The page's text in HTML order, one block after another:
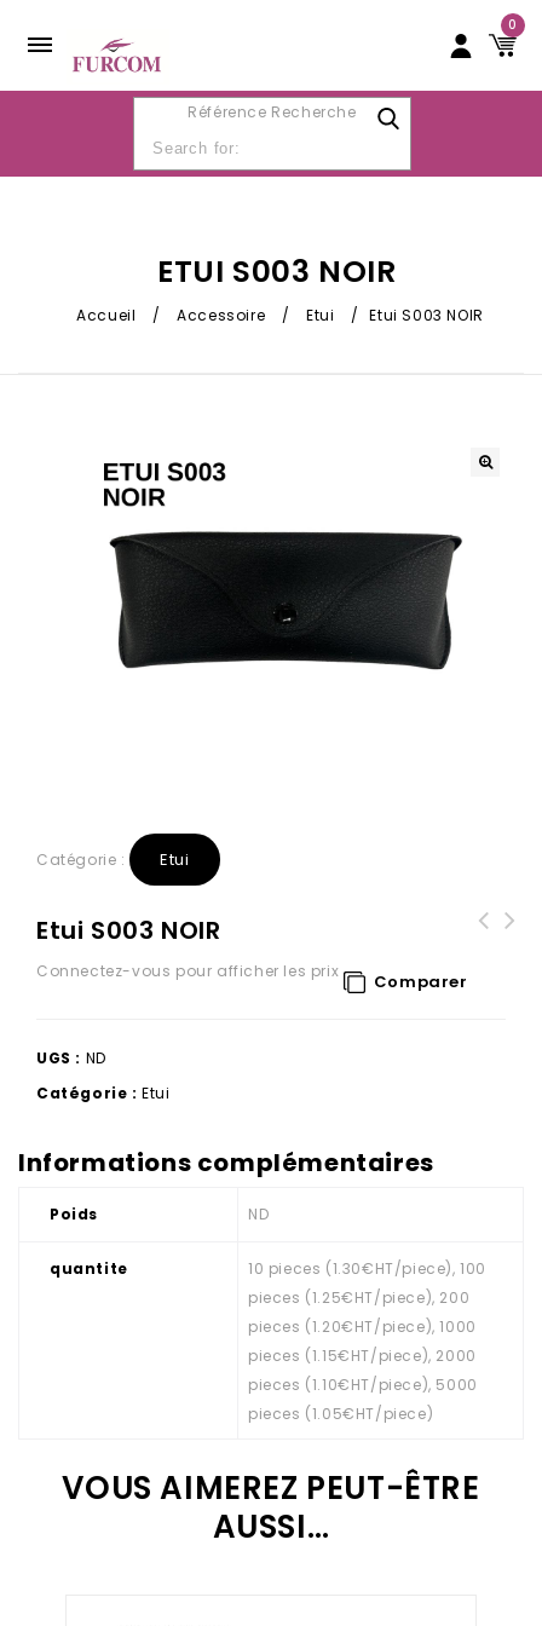
0
Référence Recherche
ETUI S003 NOIR
Accueil / Accessoire / Etui / Etui S003 NOIR
Catégorie : Etui
Etui S003 NOIR
Connectez-vous pour afficher les prix Comparer
UGS : ND
Catégorie :Etui
Informations complémentaires
Poids ND
quantite
10 pieces (1.30€HT/piece), 100
pieces (1.25€HT/piece), 200
pieces (1.20€HT/piece), 1000
pieces (1.15€HT/piece), 2000
pieces (1.10€HT/piece), 5000
pieces (1.05€HT/piece)
VOUS AIMEREZ PEUT-ÊTRE
AUSSI…